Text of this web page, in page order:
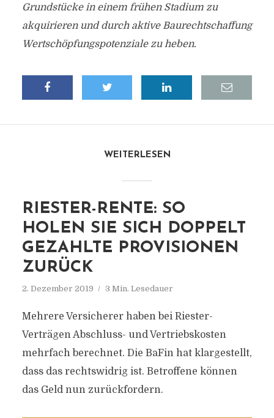
Grundstücke in einem frühen Stadium zu
akquirieren und durch aktive Baurechtschaffung
Wertschöpfungspotenziale zu heben.
WEITERLESEN
RIESTER-RENTE: SO
HOLEN SIE SICH DOPPELT
GEZAHLTE PROVISIONEN
ZURÜCK
2. Dezember 2019 3 Min. Lesedauer
Mehrere Versicherer haben bei Riester-
Verträgen Abschluss- und Vertriebskosten
mehrfach berechnet. Die BaFin hat klargestellt,
dass das rechtswidrig ist. Betroffene können
das Geld nun zurückfordern.